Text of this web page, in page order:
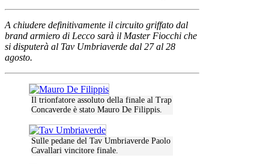
A chiudere definitivamente il circuito griffato dal
brand armiero di Lecco sarà il Master Fiocchi che
si disputerà al Tav Umbriaverde dal 27 al 28
agosto.
Il trionfatore assoluto della finale al Trap
Concaverde è stato Mauro De Filippis.
Sulle pedane del Tav Umbriaverde Paolo
Cavallari vincitore finale.